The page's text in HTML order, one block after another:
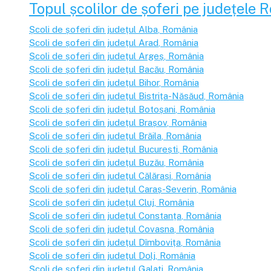
Topul școlilor de șoferi pe județele
Școli de șoferi din județul Alba , România
Școli de șoferi din județul Arad , România
Școli de șoferi din județul Argeș , România
Școli de șoferi din județul Bacău , România
Școli de șoferi din județul Bihor, România
Școli de șoferi din județul Bistrița-Năsăud , România
Școli de șoferi din județul Botoșani , România
Școli de șoferi din județul Brașov , România
Școli de șoferi din județul Brăila , România
Școli de șoferi din județul București , România
Școli de șoferi din județul Buzău , România
Școli de șoferi din județul Călărași , România
Școli de șoferi din județul Caraș-Severin , România
Școli de șoferi din județul Cluj , România
Școli de șoferi din județul Constanța , România
Școli de șoferi din județul Covasna , România
Școli de șoferi din județul Dîmbovița , România
Școli de șoferi din județul Dolj , România
Școli de șoferi din județul Galați , România